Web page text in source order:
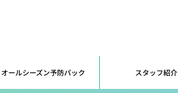
オールシーズン予防パック スタッフ紹介